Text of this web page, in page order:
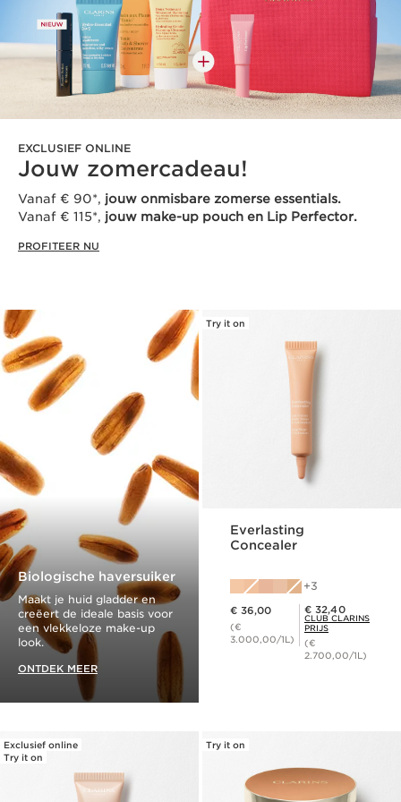
EXCLUSIEF ONLINE
Jouw zomercadeau!
Vanaf € 90*, jouw onmisbare zomerse essentials.
Vanaf € 115*, jouw make-up pouch en Lip Perfector.
PROFITEER NU
Biologische haversuiker
Maakt je huid gladder en
creëert de ideale basis voor
een vlekkeloze make-up
look.
ONTDEK MEER
Try it on
Everlasting
Concealer
3
€ 36,00
(€
3.000,00/1L)
Club Clarins Prijs € 32,40
€ 32,40
CLUB CLARINS
PRIJS
(€
2.700,00/1L)
Exclusief online
Try it on
Try it on